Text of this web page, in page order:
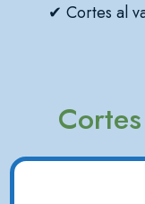
✔ Cortes al
✔ Cortes al